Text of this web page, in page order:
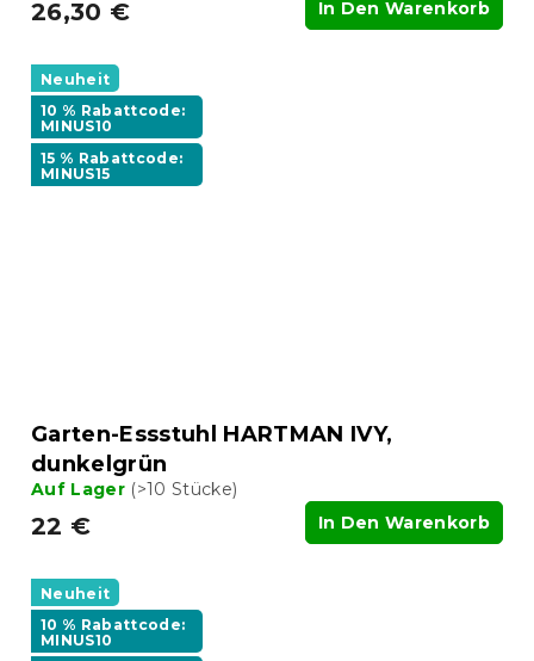
26,30 € In Den Warenkorb
Neuheit
10 % Rabattcode:
MINUS10
15 % Rabattcode:
MINUS15
Garten-Essstuhl HARTMAN IVY,
dunkelgrün
Auf Lager (>10 Stücke)
22 € In Den Warenkorb
Neuheit
10 % Rabattcode:
MINUS10